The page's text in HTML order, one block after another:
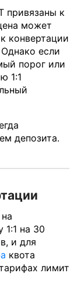
привязаны к
может
конвертации
Однако если
порог или
1:1
депозита.
1:1 на 30
и для
квота
лимит